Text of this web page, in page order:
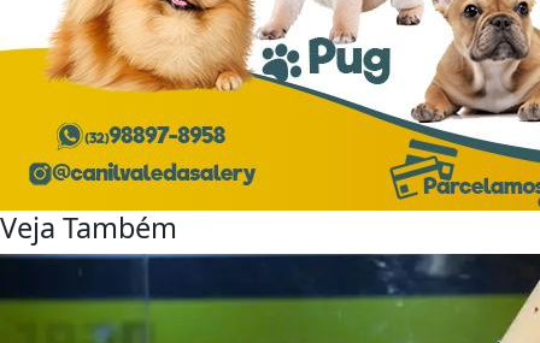
Veja Também